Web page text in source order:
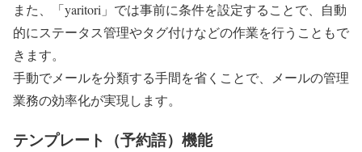
また、「yaritori」では事前に条件を設定することで、自動
的にステータス管理やタグ付けなどの作業を行うこともで
きます。
手動でメールを分類する手間を省くことで、メールの管理
業務の効率化が実現します。
テンプレート（予約語）機能